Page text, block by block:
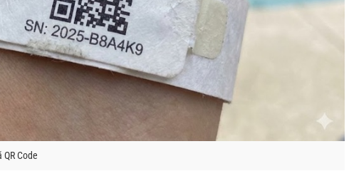
Code